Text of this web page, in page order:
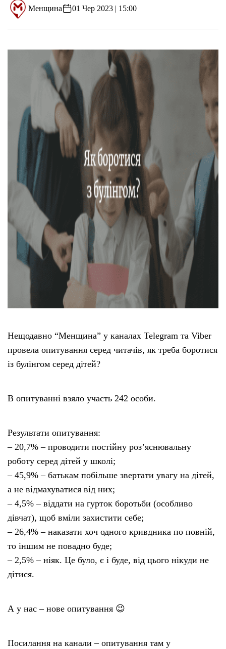
Менщина 01 Чер 2023 | 15:00
Нещодавно “Менщина” у каналах Telegram та Viber
провела опитування серед читачів, як треба боротися
із булінгом серед дітей?
В опитуванні взяло участь 242 особи.
Результати опитування:
– 20,7% – проводити постійну роз’яснювальну
роботу серед дітей у школі;
– 45,9% – батькам побільше звертати увагу на дітей,
а не відмахуватися від них;
– 4,5% – віддати на гурток боротьби (особливо
дівчат), щоб вміли захистити себе;
– 26,4% – наказати хоч одного кривдника по повній,
то іншим не повадно буде;
– 2,5% – ніяк. Це було, є і буде, від цього нікуди не
дітися.
А у нас – нове опитування 😉
Посилання на канали – опитування там у